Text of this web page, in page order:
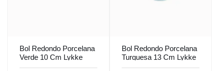
Bol Redondo Porcelana
Verde 10 Cm Lykke
Porland
Bol Redondo Porcelana
Turquesa 13 Cm Lykke
Porland